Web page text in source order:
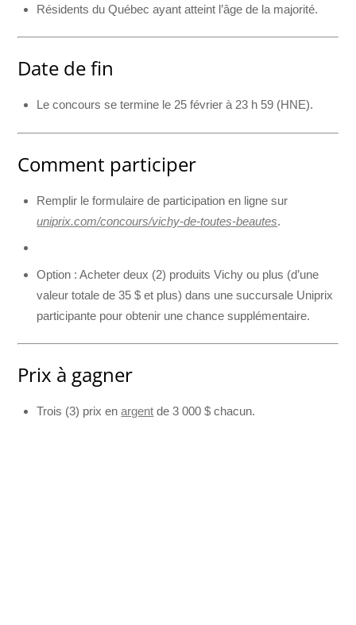
Résidents du Québec ayant atteint l’âge de la majorité.
Date de fin
Le concours se termine le 25 février à 23 h 59 (HNE).
Comment participer
Remplir le formulaire de participation en ligne sur
uniprix.com/concours/vichy-de-toutes-beautes.
Option : Acheter deux (2) produits Vichy ou plus (d’une
valeur totale de 35 $ et plus) dans une succursale Uniprix
participante pour obtenir une chance supplémentaire.
Prix à gagner
Trois (3) prix enargent de 3 000 $ chacun.